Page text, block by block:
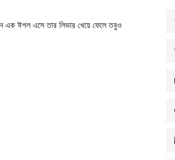
এক ঈগল এসে তার লিভার খেয়ে ফেলে তবুও